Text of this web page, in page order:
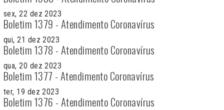
sex, 22 dez 2023
Boletim 1379 - Atendimento Coronavírus
qui, 21 dez 2023
Boletim 1378 - Atendimento Coronavírus
qua, 20 dez 2023
Boletim 1377 - Atendimento Coronavírus
ter, 19 dez 2023
Boletim 1376 - Atendimento Coronavírus